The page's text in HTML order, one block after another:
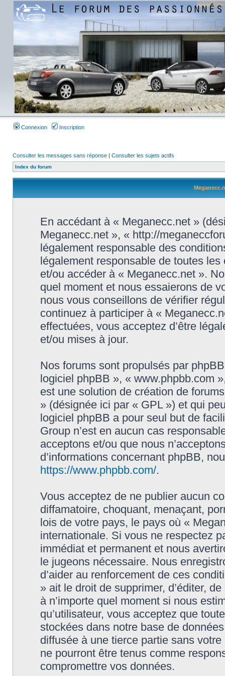
Connexion Inscription
Consulter les messages sans réponse | Consulter les sujets actifs
Index du forum
En accédant à « Meganecc.net »
Meganecc.net », « http://
légalement responsable des
légalement responsable de toutes
et/ou accéder à « Meganecc.net ».
quel moment et nous essaierons de
nous vous conseillons de vérifier
continuez à participer à «
effectuées, vous acceptez d’être
et/ou mises à jour.
Nos forums sont propulsés par
logiciel phpBB », « www.phpbb.com
est une solution de création de
» (désignée ici par « GPL ») et qui
logiciel phpBB a pour seul but de
Group n’est en aucun cas
acceptons et/ou que nous
d’informations concernant phpBB,
https://www.phpbb.com/.
Vous acceptez de ne publier aucun
diffamatoire, choquant, menaçant,
lois de votre pays, le pays où «
internationale. Si vous ne respectez
immédiat et permanent et nous
le jugeons nécessaire. Nous
d’aider au renforcement de ces
» ait le droit de supprimer, d’éditer,
à n’importe quel moment si nous
qu’utilisateur, vous acceptez que
stockées dans notre base de
diffusée à une tierce partie sans
ne pourront être tenus comme
compromettre vos données.